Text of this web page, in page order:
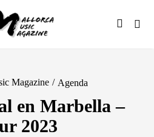
Magazine / Agenda
en Marbella –
2023